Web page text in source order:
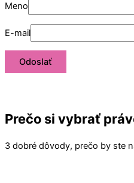
Meno
E-mail
Prečo si vybrať
3 dobré dôvody, prečo by ste